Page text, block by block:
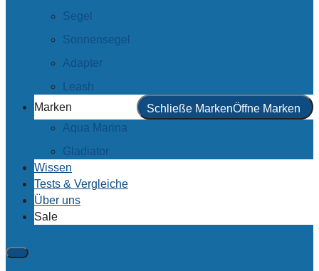
Segel
Sonnensegel
Adapter
Leash
Marken
Schließe MarkenÖffne Marken
Aqua Marina
Gladiator
Wissen
Tests & Vergleiche
Über uns
Sale